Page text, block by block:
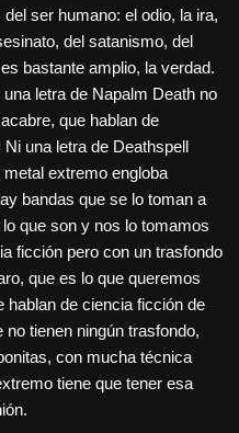
ser humano: el odio, la ira,
del satanismo, del
bastante amplio, la verdad.
letra de Napalm Death no
que hablan de
una letra de Deathspell
extremo engloba
bandas que se lo toman a
que son y nos lo tomamos
ficción pero con un trasfondo
que es lo que queremos
de ciencia ficción de
no tienen ningún trasfondo,
con mucha técnica
tiene que tener esa